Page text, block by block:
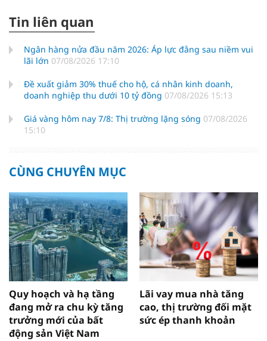
Tin liên quan
Ngân hàng nửa đầu năm 2026: Áp lực đằng sau niềm vui
lãi lớn 07/08/2026 17:10
Đề xuất giảm 30% thuế cho hộ, cá nhân kinh doanh,
doanh nghiệp thu dưới 10 tỷ đồng 07/08/2026 15:13
Giá vàng hôm nay 7/8: Thị trường lặng sóng 07/08/2026
15:10
CÙNG CHUYÊN MỤC
Quy hoạch và hạ tầng
đang mở ra chu kỳ tăng
trưởng mới của bất
động sản Việt Nam
Lãi vay mua nhà tăng
cao, thị trường đối mặt
sức ép thanh khoản